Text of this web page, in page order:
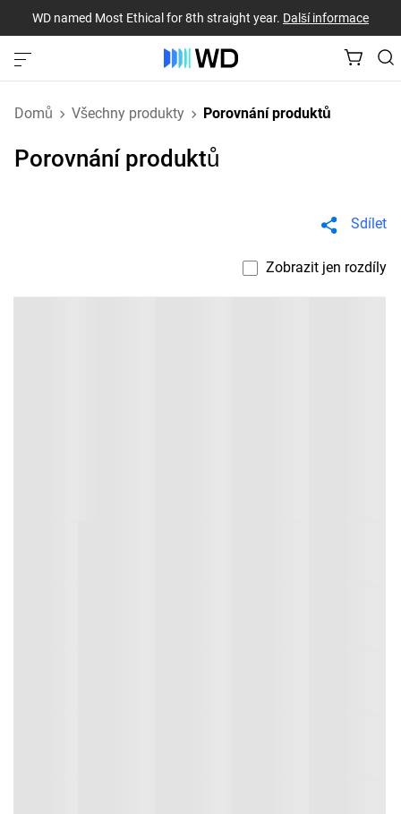
WD named Most Ethical for 8th straight year. Další informace
Domů Všechny produkty Porovnání produktů
Porovnání produktů
Sdílet
Zobrazit jen rozdíly